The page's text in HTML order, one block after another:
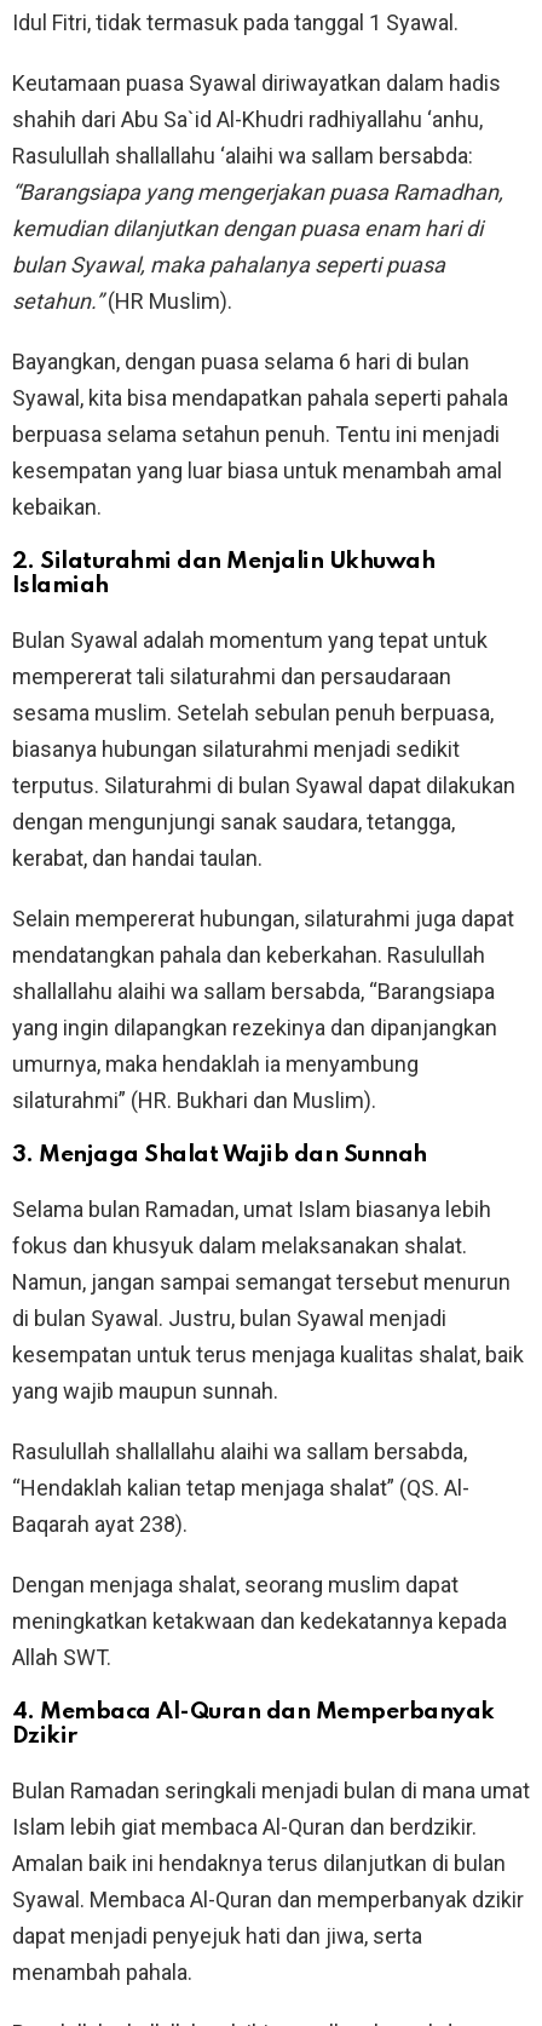
Idul Fitri, tidak termasuk pada tanggal 1 Syawal.
Keutamaan puasa Syawal diriwayatkan dalam hadis
shahih dari Abu Sa`id Al-Khudri radhiyallahu ‘anhu,
Rasulullah shallallahu ‘alaihi wa sallam bersabda:
“Barangsiapa yang mengerjakan puasa Ramadhan,
kemudian dilanjutkan dengan puasa enam hari di
bulan Syawal, maka pahalanya seperti puasa
setahun.”(HR Muslim).
Bayangkan, dengan puasa selama 6 hari di bulan
Syawal, kita bisa mendapatkan pahala seperti pahala
berpuasa selama setahun penuh. Tentu ini menjadi
kesempatan yang luar biasa untuk menambah amal
kebaikan.
2. Silaturahmi dan Menjalin Ukhuwah
Islamiah
Bulan Syawal adalah momentum yang tepat untuk
mempererat tali silaturahmi dan persaudaraan
sesama muslim. Setelah sebulan penuh berpuasa,
biasanya hubungan silaturahmi menjadi sedikit
terputus. Silaturahmi di bulan Syawal dapat dilakukan
dengan mengunjungi sanak saudara, tetangga,
kerabat, dan handai taulan.
Selain mempererat hubungan, silaturahmi juga dapat
mendatangkan pahala dan keberkahan. Rasulullah
shallallahu alaihi wa sallam bersabda, “Barangsiapa
yang ingin dilapangkan rezekinya dan dipanjangkan
umurnya, maka hendaklah ia menyambung
silaturahmi” (HR. Bukhari dan Muslim).
3. Menjaga Shalat Wajib dan Sunnah
Selama bulan Ramadan, umat Islam biasanya lebih
fokus dan khusyuk dalam melaksanakan shalat.
Namun, jangan sampai semangat tersebut menurun
di bulan Syawal. Justru, bulan Syawal menjadi
kesempatan untuk terus menjaga kualitas shalat, baik
yang wajib maupun sunnah.
Rasulullah shallallahu alaihi wa sallam bersabda,
“Hendaklah kalian tetap menjaga shalat” (QS. Al-
Baqarah ayat 238).
Dengan menjaga shalat, seorang muslim dapat
meningkatkan ketakwaan dan kedekatannya kepada
Allah SWT.
4. Membaca Al-Quran dan Memperbanyak
Dzikir
Bulan Ramadan seringkali menjadi bulan di mana umat
Islam lebih giat membaca Al-Quran dan berdzikir.
Amalan baik ini hendaknya terus dilanjutkan di bulan
Syawal. Membaca Al-Quran dan memperbanyak dzikir
dapat menjadi penyejuk hati dan jiwa, serta
menambah pahala.